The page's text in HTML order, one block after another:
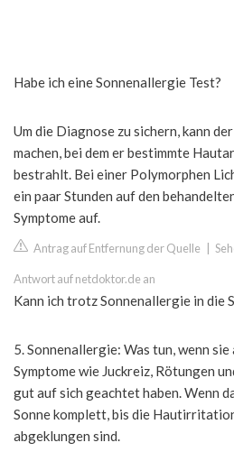
Habe ich eine Sonnenallergie Test?
Um die Diagnose zu sichern, kann
machen, bei dem er bestimmte
bestrahlt. Bei einer Polymorphen
ein paar Stunden auf den
Symptome auf.
Antrag auf Entfernung der Quelle
Antwort auf netdoktor.de an
Kann ich trotz Sonnenallergie in die
5. Sonnenallergie: Was tun, wenn
Symptome wie Juckreiz, Rötungen
gut auf sich geachtet haben. Wenn
Sonne komplett, bis die
abgeklungen sind.